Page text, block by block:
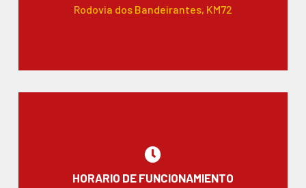
Rodovia dos Bandeirantes, KM72
HORARIO DE FUNCIONAMIENTO